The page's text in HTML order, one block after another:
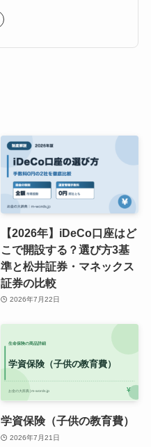
【2026年】iDeCo口座はど
こで開設する？選び方3基
準と松井証券・マネックス
証券の比較
2026年7月22日
学資保険（子供の教育費）
2026年7月21日